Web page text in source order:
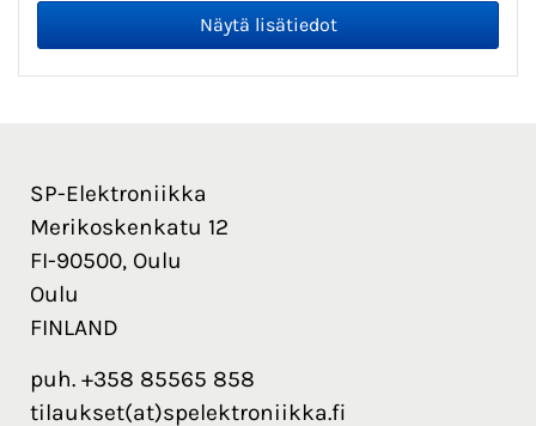
SP-Elektroniikka
Merikoskenkatu 12
FI-90500, Oulu
Oulu
FINLAND
puh. +358 85565 858
tilaukset(at)spelektroniikka.fi